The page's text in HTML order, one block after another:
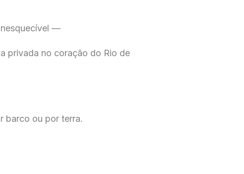
—
privada no coração do Rio de
barco ou por terra.